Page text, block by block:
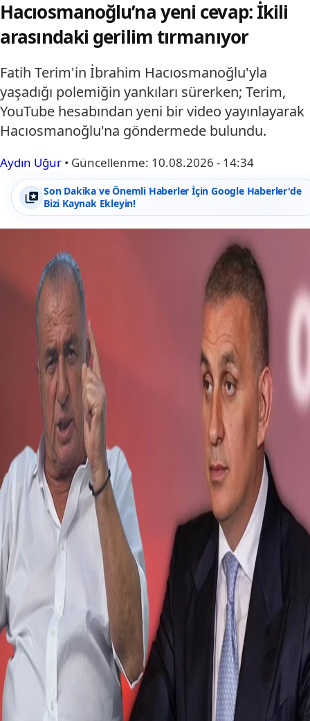
Hacıosmanoğlu’na yeni cevap: İkili
arasındaki gerilim tırmanıyor
Fatih Terim'in İbrahim Hacıosmanoğlu'yla
yaşadığı polemiğin yankıları sürerken; Terim,
YouTube hesabından yeni bir video yayınlayarak
Hacıosmanoğlu'na göndermede bulundu.
Aydın Uğur • Güncellenme: 10.08.2026 - 14:34
Son Dakika ve Önemli Haberler İçin Google Haberler'de
Bizi Kaynak Ekleyin!